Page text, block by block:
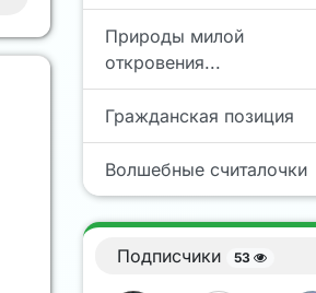
Природы милой
откровения...
Гражданская позиция
Волшебные считалочки
Подписчики 53